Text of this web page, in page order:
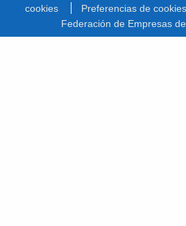
cookies
Preferencias de cookies
Federación de Empresas